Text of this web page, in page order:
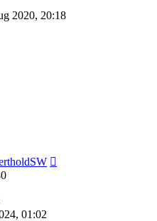
2020, 20:18
01:02